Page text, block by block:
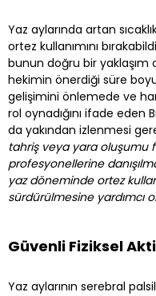
Yaz aylarında artan
ortez kullanımını
bunun doğru bir yaklaşım
hekimin önerdiği süre
gelişimini önlemede ve
rol oynadığını ifade eden
da yakından izlenmesi
tahriş veya yara oluşumu
profesyonellerine
yaz döneminde ortez
sürdürülmesine yardımcı
Güvenli Fiziksel
Yaz aylarının serebral